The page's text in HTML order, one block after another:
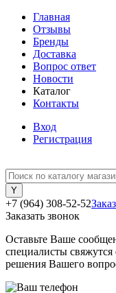
Главная
Отзывы
Бренды
Доставка
Вопрос ответ
Новости
Каталог
Контакты
Вход
Регистрация
+7 (964) 308-52-52
Заказать звонок
Оставьте Ваше
специалисты
решения Вашего